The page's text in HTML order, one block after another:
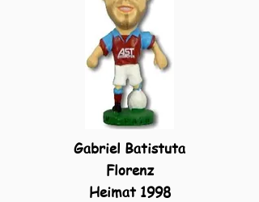
Gabriel Batistuta
Florenz
Heimat 1998